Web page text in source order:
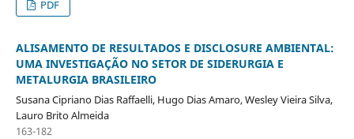
PDF
ALISAMENTO DE RESULTADOS E DISCLOSURE AMBIENTAL:
UMA INVESTIGAÇÃO NO SETOR DE SIDERURGIA E
METALURGIA BRASILEIRO
Susana Cipriano Dias Raffaelli, Hugo Dias Amaro, Wesley Vieira Silva,
Lauro Brito Almeida
163-182